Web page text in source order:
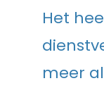
Het
meer